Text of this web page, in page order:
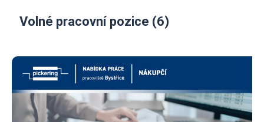
Volné pracovní pozice (6)